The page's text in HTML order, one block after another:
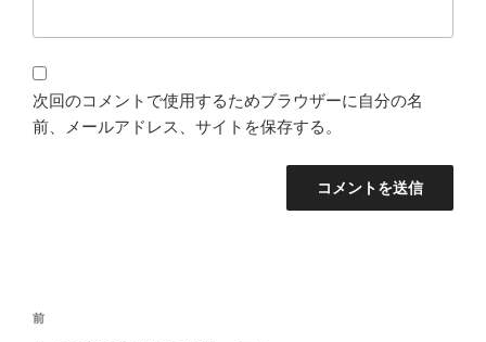
次回のコメントで使用するためブラウザーに自分の名
前、メールアドレス、サイトを保存する。
投
過
前